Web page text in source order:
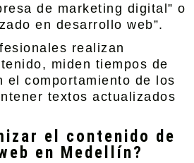
de marketing digital” o
en desarrollo web”.
realizan
miden tiempos de
el comportamiento de los
textos actualizados
el contenido de
en Medellín?